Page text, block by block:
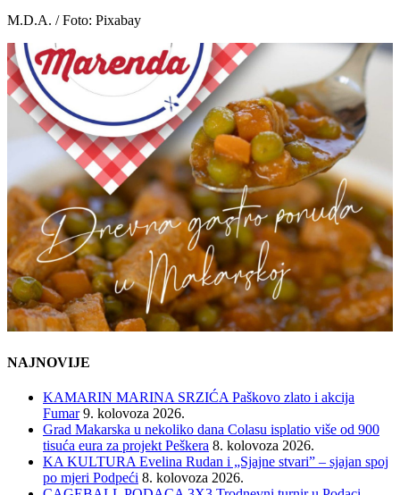
M.D.A. / Foto: Pixabay
NAJNOVIJE
KAMARIN MARINA SRZIĆA Paškovo zlato i akcija
Fumar 9. kolovoza 2026.
Grad Makarska u nekoliko dana Colasu isplatio više od 900
tisuća eura za projekt Peškera 8. kolovoza 2026.
KA KULTURA Evelina Rudan i „Sjajne stvari” – sjajan spoj
po mjeri Podpeći 8. kolovoza 2026.